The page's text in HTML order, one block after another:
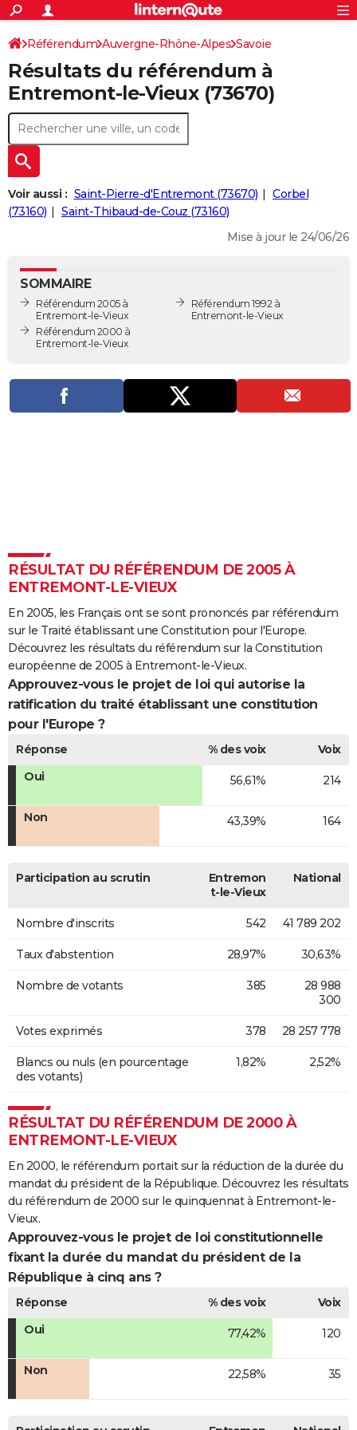
ACTUALITÉS
Politique
Société
Faits Divers
Education
Monde
Villes
+
SPORT
Coupe du monde 2026
Football
Tennis
Cyclisme
Rugby
Forum
Programme TV
TNT
Streaming
Cinéma
Sorties cinéma
Musique
+
FINANCE
Retraite
Impôts
Epargne
Immobilier
Risques naturels par ville
Banque
Assurance
Crédit
AUTO
Essais
Réserver un essai
Citadines
Berlines
SUV
Forum auto
+
HIGH-TECH
Mobiles
Meilleur smartphone
Internet
Ordinateurs
Jeux vidéo
Guide high-tech
+
BRICOLAGE
Guides de France
Escapades
Patrimoine
Expositions
Musées
Week-end nature
LIFESTYLE
Art de vivre
Bien-être
Loisirs
ModeModes de vie
SANTE
Alimentation
Guide de la santé
Maladies
Médicaments
Sommeil
VOYAGE
PHOTO
GUIDES D'ACHAT
COPAINS D'AVANT
FORUM
Bricolage
Lifestyle
Culture
Sport
Auto
Television
Voyage
Cinema
Rechercher
S'inscrire
Connexion
Référendum Auvergne-Rhône-Alpes Savoie
Entremont-le-Vieux
Résultats du référendum à
Entremont-le-Vieux (73670)
Voir aussi : Saint-Pierre-d'Entremont (73670)
Corbel
(73160)
Saint-Thibaud-de-Couz (73160)
Mise à jour le 24/06/26
SOMMAIRE
Référendum 2005 à
Entremont-le-Vieux
Référendum 2000 à
Entremont-le-Vieux
Référendum 1992 à
Entremont-le-Vieux
RÉSULTAT DU RÉFÉRENDUM DE 2005 À
ENTREMONT-LE-VIEUX
En 2005, les Français ont se sont prononcés par référendum
sur le Traité établissant une Constitution pour l'Europe.
Découvrez les résultats du référendum sur la Constitution
européenne de 2005 à Entremont-le-Vieux.
Approuvez-vous le projet de loi qui autorise la
ratification du traité établissant une constitution
pour l'Europe ?
Réponse % des voix
Voix
Oui
56,61% 214
Non 43,39% 164
Participation au scrutin
Entremon
t-le-Vieux
National
Nombre d'inscrits 542 41 789 202
Taux d'abstention 28,97% 30,63%
Nombre de votants 385
28 988
300
Votes exprimés 378 28 257 778
Blancs ou nuls (en pourcentage
des votants)
1,82% 2,52%
RÉSULTAT DU RÉFÉRENDUM DE 2000 À
ENTREMONT-LE-VIEUX
En 2000, le référendum portait sur la réduction de la durée du
mandat du président de la République. Découvrez les résultats
du référendum de 2000 sur le quinquennat à Entremont-le-
Vieux.
Approuvez-vous le projet de loi constitutionnelle
fixant la durée du mandat du président de la
République à cinq ans ?
Réponse % des voix
Voix
Oui
77,42% 120
Non 22,58% 35